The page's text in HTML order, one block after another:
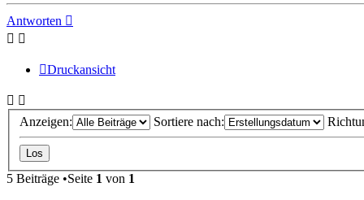
Antworten
Druckansicht
Anzeigen: Sortiere nach:
5 Beiträge •Seite 1 von 1